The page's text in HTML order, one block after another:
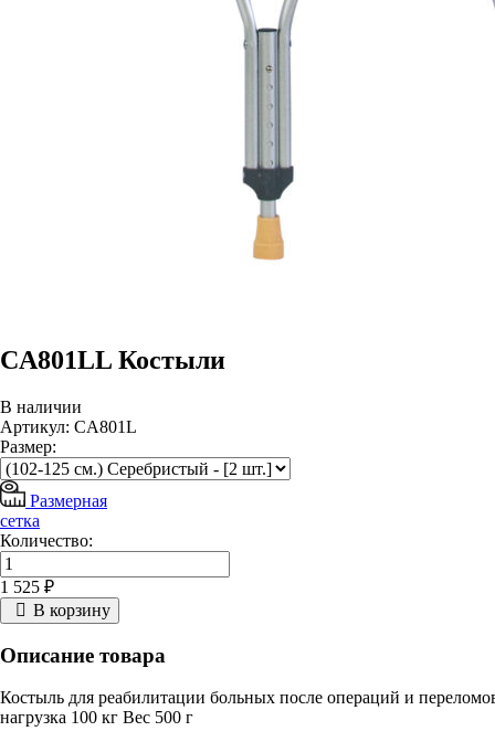
CA801LL Костыли
В наличии
Артикул: CA801L
Размер:
Размерная
сетка
Количество:
1 525 ₽
В корзину
Описание товара
Костыль для реабилитации больных после операций и
нагрузка 100 кг Вес 500 г